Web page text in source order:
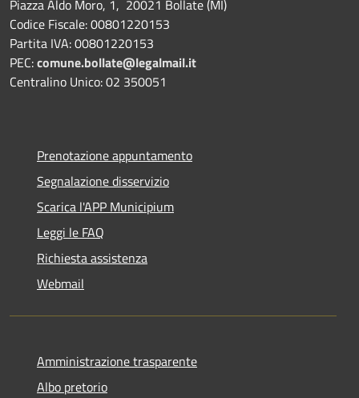
Piazza Aldo Moro, 1, 20021 Bollate (MI)
Codice Fiscale: 00801220153
Partita IVA: 00801220153
PEC:comune.bollate@legalmail.it
Centralino Unico: 02 350051
Prenotazione appuntamento
Segnalazione disservizio
Scarica l'APP Municipium
Leggi le FAQ
Richiesta assistenza
Webmail
Amministrazione trasparente
Albo pretorio